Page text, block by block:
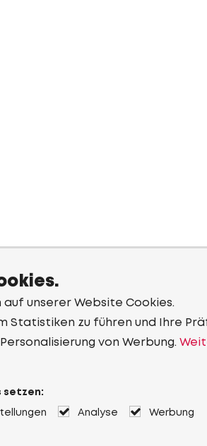
unserer Website Cookies.
Statistiken zu führen und Ihre
von Werbung.
setzen:
Analyse Werbung